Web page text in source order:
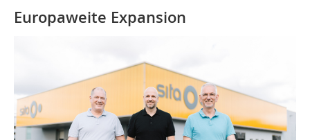
Europaweite Expansion